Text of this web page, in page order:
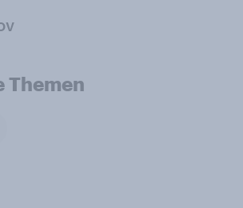
Themen